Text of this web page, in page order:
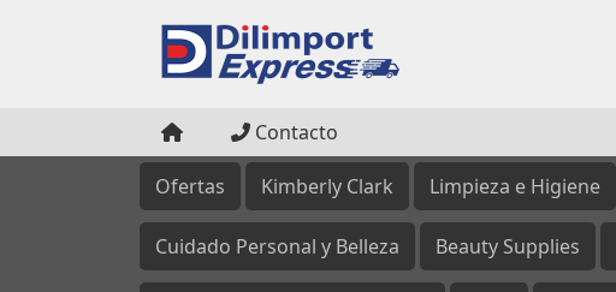
Contacto
Ofertas Kimberly Clark Limpieza e Higiene
Cuidado Personal y Belleza Beauty Supplies